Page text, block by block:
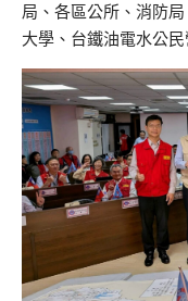
局、各區公所、消防
大學、台鐵油電水公